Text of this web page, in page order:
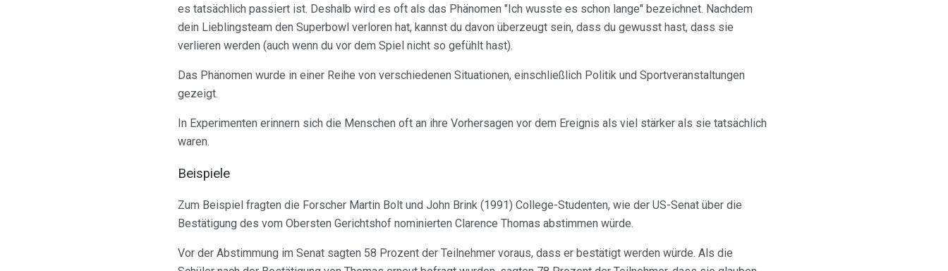
es tatsächlich passiert ist. Deshalb wird es oft als das Phänomen "Ich wusste es schon lange" bezeichnet. Nachdem
dein Lieblingsteam den Superbowl verloren hat, kannst du davon überzeugt sein, dass du gewusst hast, dass sie
verlieren werden (auch wenn du vor dem Spiel nicht so gefühlt hast).
Das Phänomen wurde in einer Reihe von verschiedenen Situationen, einschließlich Politik und Sportveranstaltungen
gezeigt.
In Experimenten erinnern sich die Menschen oft an ihre Vorhersagen vor dem Ereignis als viel stärker als sie tatsächlich
waren.
Beispiele
Zum Beispiel fragten die Forscher Martin Bolt und John Brink (1991) College-Studenten, wie der US-Senat über die
Bestätigung des vom Obersten Gerichtshof nominierten Clarence Thomas abstimmen würde.
Vor der Abstimmung im Senat sagten 58 Prozent der Teilnehmer voraus, dass er bestätigt werden würde. Als die